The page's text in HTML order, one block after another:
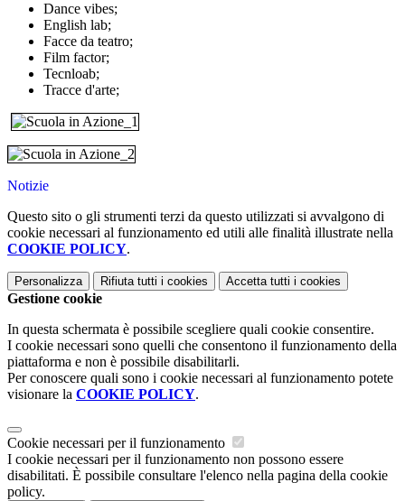
Dance vibes;
English lab;
Facce da teatro;
Film factor;
Tecnloab;
Tracce d'arte;
Notizie
Questo sito o gli strumenti terzi da questo utilizzati si avvalgono di
cookie necessari al funzionamento ed utili alle finalità illustrate nella
COOKIE POLICY.
Personalizza Rifiuta tutti i cookies Accetta tutti i cookies
Gestione cookie
In questa schermata è possibile scegliere quali cookie consentire.
I cookie necessari sono quelli che consentono il funzionamento della
piattaforma e non è possibile disabilitarli.
Per conoscere quali sono i cookie necessari al funzionamento potete
visionare la COOKIE POLICY.
Cookie necessari per il funzionamento
I cookie necessari per il funzionamento non possono essere
disabilitati. È possibile consultare l'elenco nella pagina della cookie
policy.